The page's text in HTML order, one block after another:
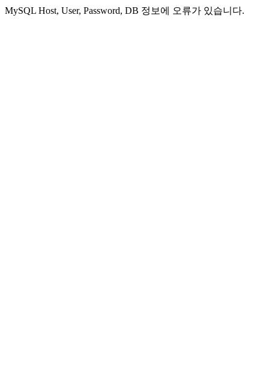
MySQL Host, User, Password, DB 정보에 오류가 있습니다.